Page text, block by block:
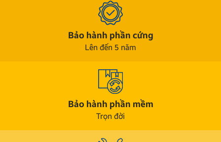
Bảo hành phần cứng
Lên đến 5 năm
Bảo hành phần mềm
Trọn đời